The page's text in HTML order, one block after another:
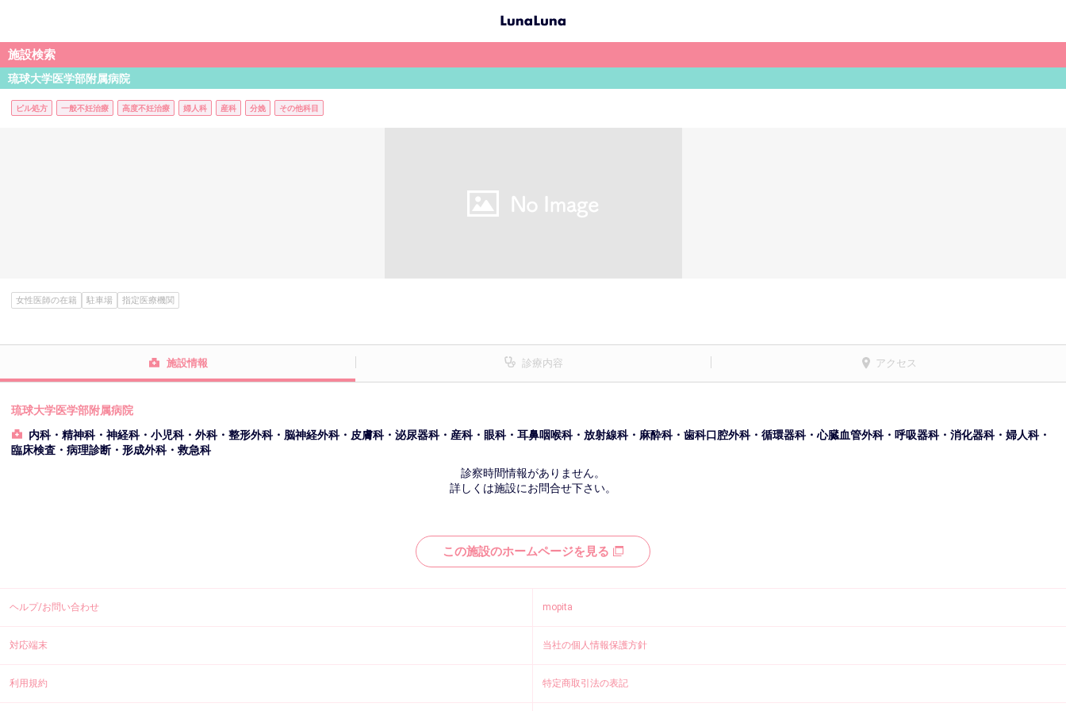
施設検索
琉球大学医学部附属病院
ピル処方 一般不妊治療 高度不妊治療 婦人科 産科 分娩 その他科目
女性医師の在籍 駐車場 指定医療機関
施設情報 診療内容 アクセス
琉球大学医学部附属病院
内科・精神科・神経科・小児科・外科・整形外科・脳神経外科・皮膚科・泌尿器科・産科・眼科・耳鼻咽喉科・放射線科・麻酔科・歯科口腔外科・循環器科・心臓血管外科・呼吸器科・消化器科・婦人科・
臨床検査・病理診断・形成外科・救急科
診察時間情報がありません。
詳しくは施設にお問合せ下さい。
この施設のホームページを見る
ヘルプ/お問い合わせ mopita
対応端末 当社の個人情報保護方針
利用規約 特定商取引法の表記